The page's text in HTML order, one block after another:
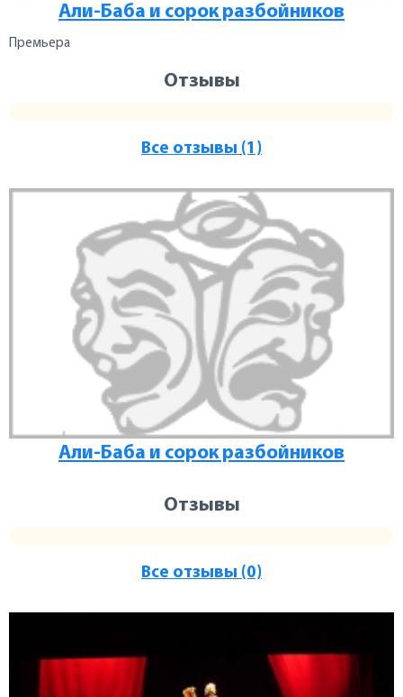
Али-Баба и сорок разбойников
Премьера
Отзывы
Все отзывы (1)
Али-Баба и сорок разбойников
Отзывы
Все отзывы (0)